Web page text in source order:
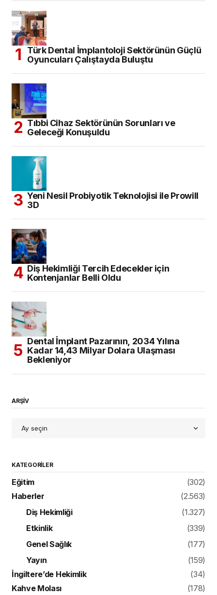
Türk Dental İmplantoloji Sektörünün Güçlü
Oyuncuları Çalıştayda Buluştu
Tıbbi Cihaz Sektörünün Sorunları ve
Geleceği Konuşuldu
Yeni Nesil Probiyotik Teknolojisi ile Prowill
3D
Diş Hekimliği Tercih Edecekler için
Kontenjanlar Belli Oldu
Dental İmplant Pazarının, 2034 Yılına
Kadar 14,43 Milyar Dolara Ulaşması
Bekleniyor
ARŞİV
KATEGORILER
Eğitim
(302)
Haberler
(2.563)
Diş Hekimliği
(1.327)
Etkinlik
(339)
Genel Sağlık
(177)
Yayın
(159)
İngiltere’de Hekimlik
(34)
Kahve Molası
(178)